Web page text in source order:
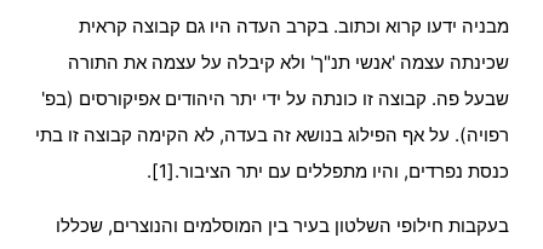
מבניה ידעו קרוא וכתוב. בקרב העדה היו גם קבוצה קראית
שכינתה עצמה 'אנשי תנ"ך' ולא קיבלה על עצמה את התורה
שבעל פה. קבוצה זו כונתה על ידי יתר היהודים אפיקורסים (בפ'
רפויה). על אף הפילוג בנושא זה בעדה, לא הקימה קבוצה זו בתי
כנסת נפרדים, והיו מתפללים עם יתר הציבור.[1].
בעקבות חילופי השלטון בעיר בין המוסלמים והנוצרים, שכללו